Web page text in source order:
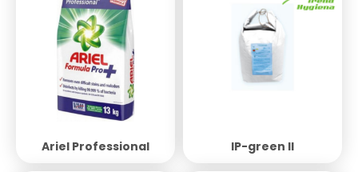
Ariel Professional IP-green II